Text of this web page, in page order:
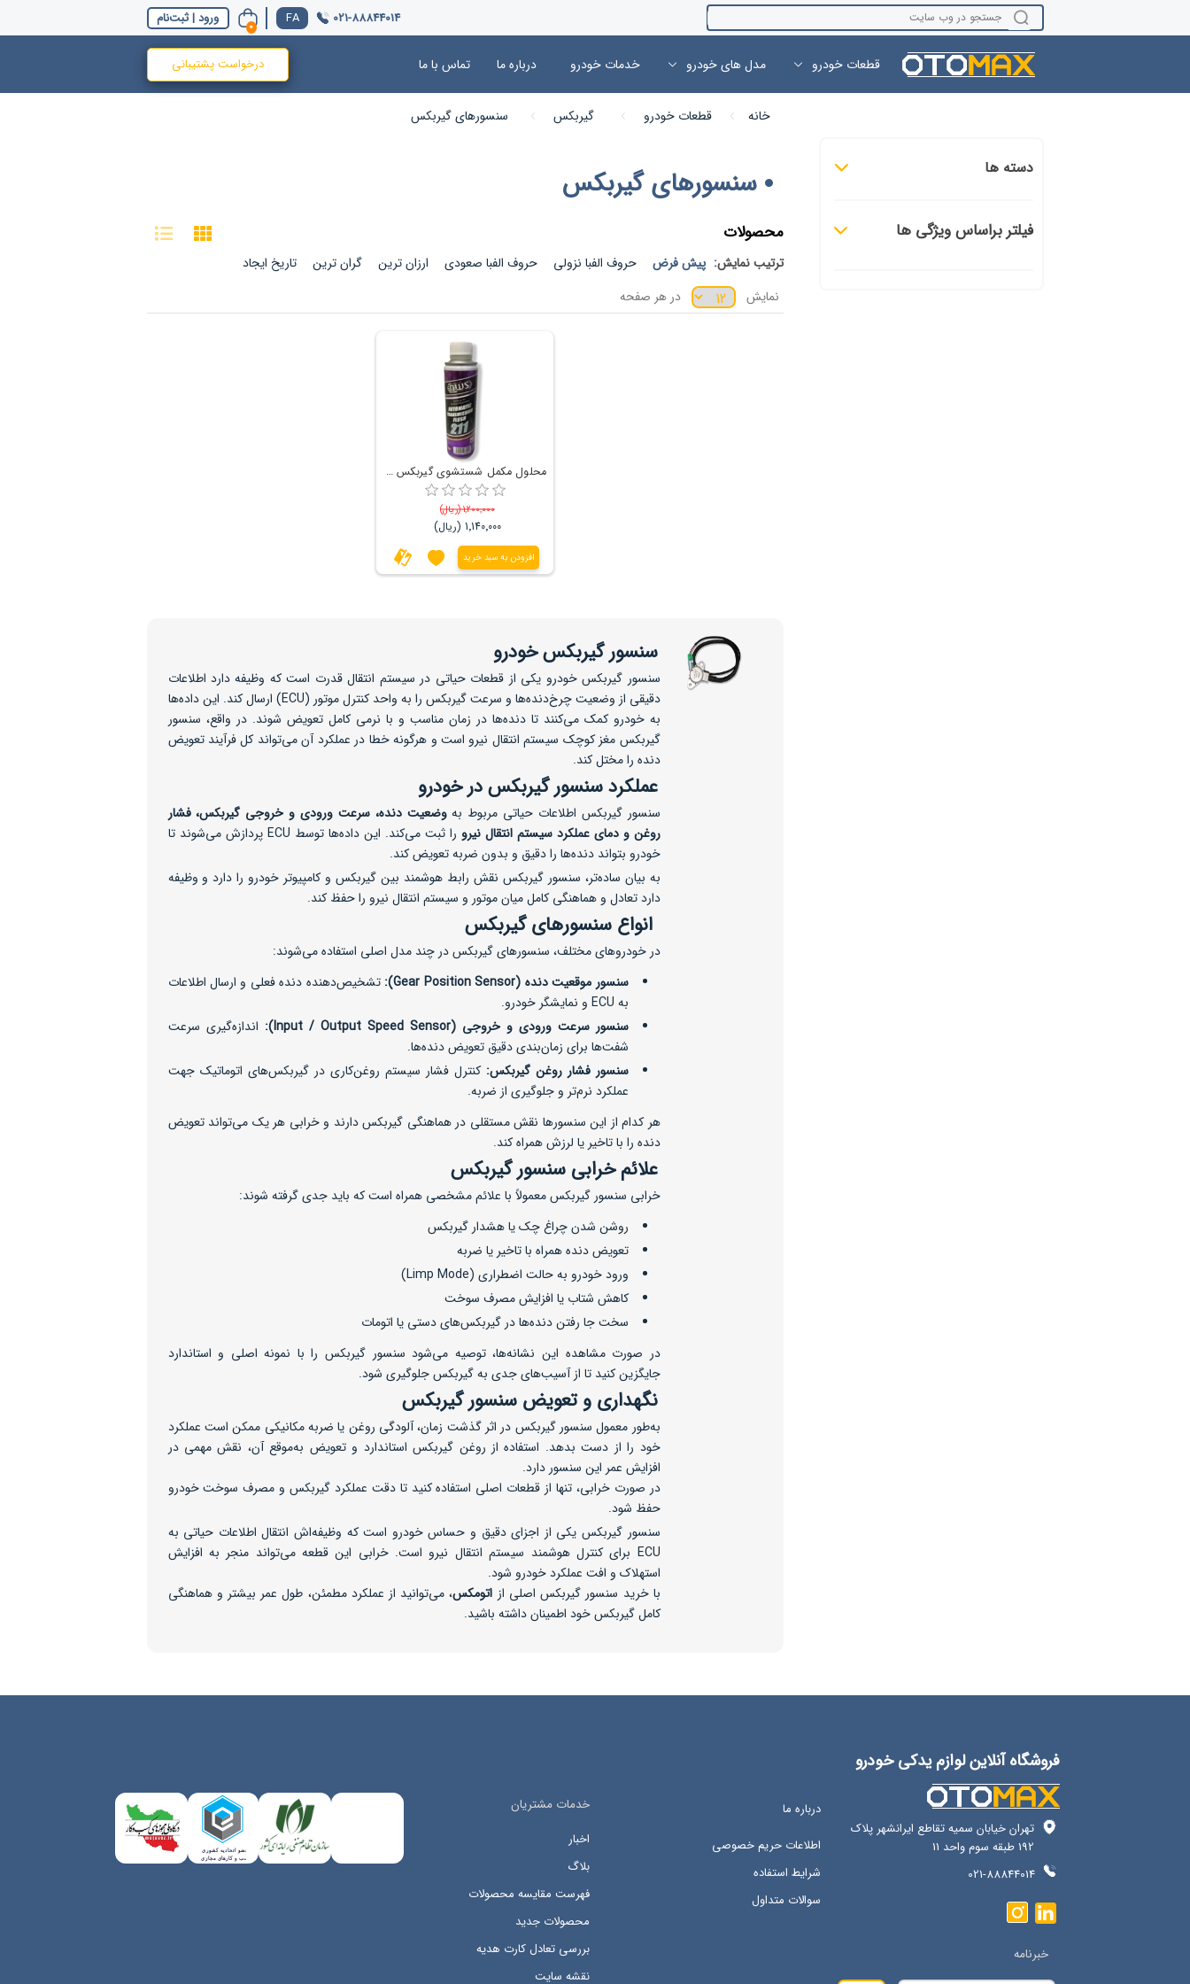
021-88844014
0 ورود | ثبت‌نام
قطعات خودرو مدل های خودرو خدمات خودرو درباره ما تماس با ما درخواست پشتیبانی
دسته ها
فیلتر براساس ویژگی ها
خانه قطعات خودرو گیربکس سنسورهای گیربکس
سنسورهای گیربکس
محصولات
ترتیب نمایش: پیش فرض حروف الفبا نزولی حروف الفبا صعودی ارزان ترین گران ترین
تاریخ ایجاد
نمایش
در هر صفحه
محلول مکمل شستشوی گیربکس 211
1٬200٬000 (ریال)
1٬140٬000 (ریال)
افزودن به سبد خرید
سنسور گیربکس خودرو
سنسور گیربکس خودرو یکی از قطعات حیاتی در سیستم انتقال قدرت است که وظیفه دارد اطلاعات
دقیقی از وضعیت چرخ‌دنده‌ها و سرعت گیربکس را به واحد کنترل موتور (ECU) ارسال کند. این داده‌ها
به خودرو کمک می‌کنند تا دنده‌ها در زمان مناسب و با نرمی کامل تعویض شوند. در واقع، سنسور
گیربکس مغز کوچک سیستم انتقال نیرو است و هرگونه خطا در عملکرد آن می‌تواند کل فرآیند تعویض
دنده را مختل کند.
عملکرد سنسور گیربکس در خودرو
سنسور گیربکس اطلاعات حیاتی مربوط بهوضعیت دنده، سرعت ورودی و خروجی گیربکس، فشار
روغن و دمای عملکرد سیستم انتقال نیرو
را ثبت می‌کند. این داده‌ها توسط ECU پردازش می‌شوند تا
خودرو بتواند دنده‌ها را دقیق و بدون ضربه تعویض کند.
به بیان ساده‌تر، سنسور گیربکس نقش رابط هوشمند بین گیربکس و کامپیوتر خودرو را دارد و وظیفه
دارد تعادل و هماهنگی کامل میان موتور و سیستم انتقال نیرو را حفظ کند.
انواع سنسورهای گیربکس
در خودروهای مختلف، سنسورهای گیربکس در چند مدل اصلی استفاده می‌شوند:
سنسور موقعیت دنده (Gear Position Sensor):
تشخیص‌دهنده دنده فعلی و ارسال اطلاعات
به ECU و نمایشگر خودرو.
سنسور سرعت ورودی و خروجی (Input / Output Speed Sensor):
اندازه‌گیری سرعت
شفت‌ها برای زمان‌بندی دقیق تعویض دنده‌ها.
سنسور فشار روغن گیربکس: کنترل فشار سیستم روغن‌کاری در گیربکس‌های اتوماتیک جهت
عملکرد نرم‌تر و جلوگیری از ضربه.
هر کدام از این سنسورها نقش مستقلی در هماهنگی گیربکس دارند و خرابی هر یک می‌تواند تعویض
دنده را با تاخیر یا لرزش همراه کند.
علائم خرابی سنسور گیربکس
خرابی سنسور گیربکس معمولاً با علائم مشخصی همراه است که باید جدی گرفته شوند:
روشن شدن چراغ چک یا هشدار گیربکس
تعویض دنده همراه با تاخیر یا ضربه
ورود خودرو به حالت اضطراری (Limp Mode)
کاهش شتاب یا افزایش مصرف سوخت
سخت جا رفتن دنده‌ها در گیربکس‌های دستی یا اتومات
در صورت مشاهده این نشانه‌ها، توصیه می‌شود سنسور گیربکس را با نمونه اصلی و استاندارد
جایگزین کنید تا از آسیب‌های جدی به گیربکس جلوگیری شود.
نگهداری و تعویض سنسور گیربکس
به‌طور معمول سنسور گیربکس در اثر گذشت زمان، آلودگی روغن یا ضربه مکانیکی ممکن است عملکرد
خود را از دست بدهد. استفاده از روغن گیربکس استاندارد و تعویض به‌موقع آن، نقش مهمی در
افزایش عمر این سنسور دارد.
در صورت خرابی، تنها از قطعات اصلی استفاده کنید تا دقت عملکرد گیربکس و مصرف سوخت خودرو
حفظ شود.
سنسور گیربکس یکی از اجزای دقیق و حساس خودرو است که وظیفه‌اش انتقال اطلاعات حیاتی به
ECU برای کنترل هوشمند سیستم انتقال نیرو است. خرابی این قطعه می‌تواند منجر به افزایش
استهلاک و افت عملکرد خودرو شود.
با خرید سنسور گیربکس اصلی از اتومکس، می‌توانید از عملکرد مطمئن، طول عمر بیشتر و هماهنگی
کامل گیربکس خود اطمینان داشته باشید.
فروشگاه آنلاین لوازم یدکی خودرو
تهران خیابان سمیه تقاطع ایرانشهر پلاک
192 طبقه سوم واحد 11
021-88844014
خبرنامه
درباره ما
اطلاعات حریم خصوصی
شرایط استفاده
سوالات متداول
خدمات مشتریان
اخبار
بلاگ
فهرست مقایسه محصولات
محصولات جدید
بررسی تعادل کارت هدیه
نقشه سایت